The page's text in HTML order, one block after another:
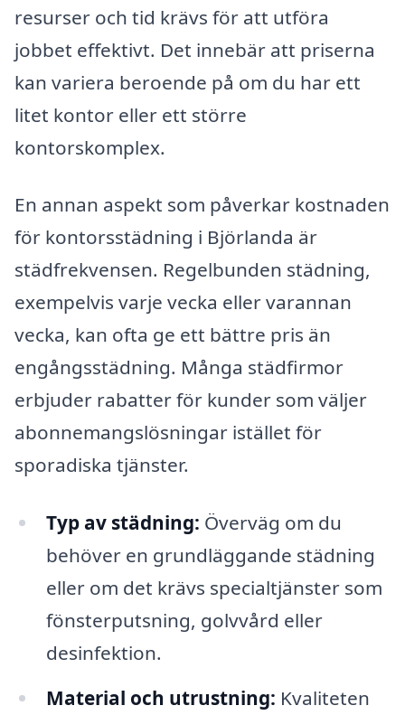
resurser och tid krävs för att utföra
jobbet effektivt. Det innebär att priserna
kan variera beroende på om du har ett
litet kontor eller ett större
kontorskomplex.
En annan aspekt som påverkar kostnaden
för kontorsstädning i Björlanda är
städfrekvensen. Regelbunden städning,
exempelvis varje vecka eller varannan
vecka, kan ofta ge ett bättre pris än
engångsstädning. Många städfirmor
erbjuder rabatter för kunder som väljer
abonnemangslösningar istället för
sporadiska tjänster.
Typ av städning: Överväg om du
behöver en grundläggande städning
eller om det krävs specialtjänster som
fönsterputsning, golvvård eller
desinfektion.
Material och utrustning: Kvaliteten